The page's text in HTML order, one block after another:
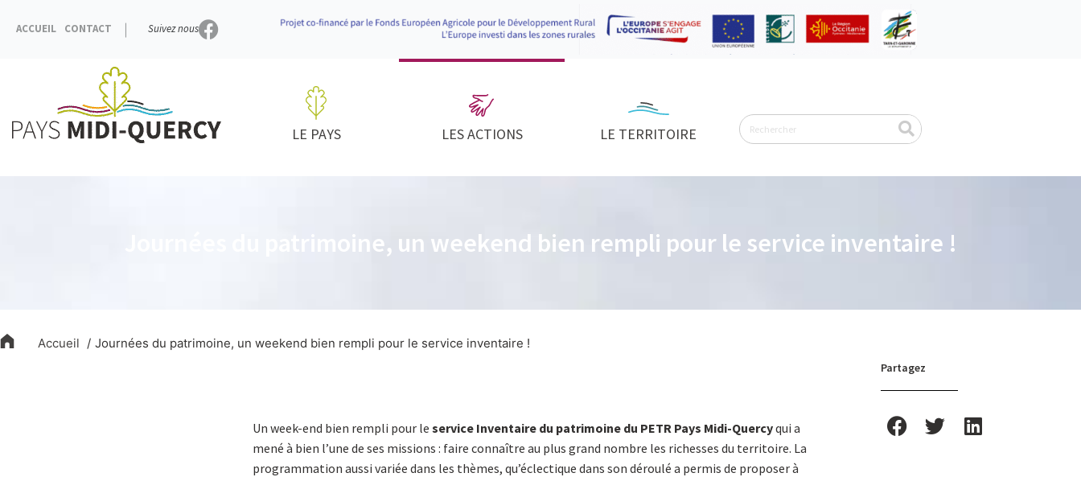
ACCUEIL CONTACT Suivez nous
LE PAYS LES ACTIONS LE TERRITOIRE
Rechercher
Journées du patrimoine, un weekend bien rempli pour le service inventaire !
Accueil Journées du patrimoine, un weekend bien rempli pour le service inventaire !
Un week-end bien rempli pour le service Inventaire du patrimoine du PETR Pays Midi-Quercyqui a
mené à bien l’une de ses missions : faire connaître au plus grand nombre les richesses du territoire. La
programmation aussi variée dans les thèmes, qu’éclectique dans son déroulé a permis de proposer à
Partagez